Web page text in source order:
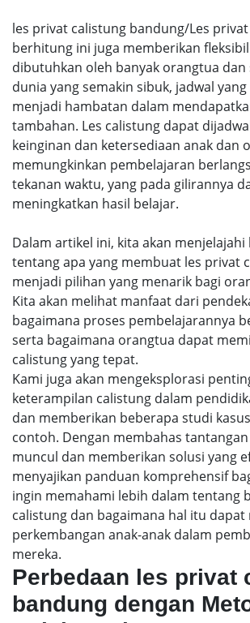
les privat calistung bandung/Les
berhitung ini juga memberikan
dibutuhkan oleh banyak orangtua dan
dunia yang semakin sibuk, jadwal
menjadi hambatan dalam
tambahan. Les calistung dapat
keinginan dan ketersediaan anak dan
memungkinkan pembelajaran
tekanan waktu, yang pada gilirannya
meningkatkan hasil belajar.
Dalam artikel ini, kita akan menjelajahi
tentang apa yang membuat les privat
menjadi pilihan yang menarik bagi
Kita akan melihat manfaat dari
bagaimana proses pembelajarannya
serta bagaimana orangtua dapat
calistung yang tepat.
Kami juga akan mengeksplorasi
keterampilan calistung dalam
dan memberikan beberapa studi
contoh. Dengan membahas
muncul dan memberikan solusi yang
menyajikan panduan komprehensif
ingin memahami lebih dalam tentang
calistung dan bagaimana hal itu
perkembangan anak-anak dalam
mereka.
Perbedaan les privat
bandung dengan